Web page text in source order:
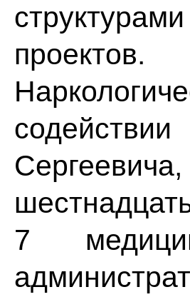
проектов.
7